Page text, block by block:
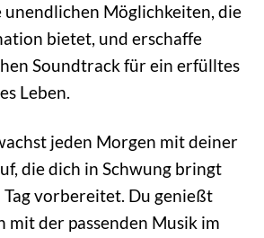
unendlichen Möglichkeiten, die
bietet, und erschaffe
Soundtrack für ein erfülltes
Leben.
jeden Morgen mit deiner
die dich in Schwung bringt
Tag vorbereitet. Du genießt
mit der passenden Musik im